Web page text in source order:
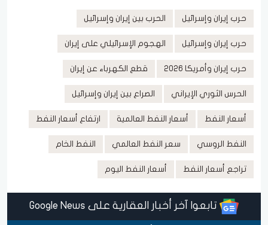
حرب إيران وإسرائيل الحرب بين إيران وإسرائيل
حرب إيران وإسرائيل الهجوم الإسرائيلي على إيران
حرب إيران وأمريكا 2026 قطع الكهرباء عن إيران
الحرس الثوري الإيراني الصراع بين إيران وإسرائيل
أسعار النفط أسعار النفط العالمية ارتفاع أسعار النفط
النفط الروسي سعر النفط العالمي النفط الخام
تراجع أسعار النفط أسعار النفط اليوم
تابعوا آخر أخبار العقارية على Google News